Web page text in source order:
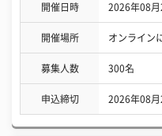
開催日時 2026年08
開催場所 オンライン
募集人数 300名
申込締切 2026年08